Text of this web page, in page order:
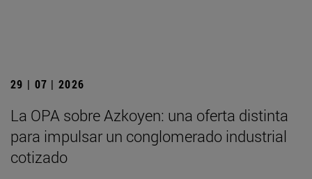
29 | 07 | 2026
La OPA sobre Azkoyen: una oferta distinta
para impulsar un conglomerado industrial
cotizado